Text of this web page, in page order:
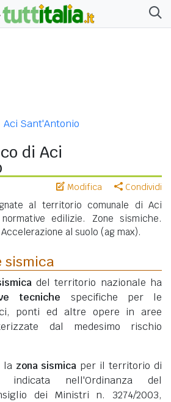
Aci Sant'Antonio
di Aci
Modifica Condividi
al territorio comunale di Aci
edilizie. Zone sismiche.
al suolo (ag max).
sismica
del territorio nazionale ha
tecniche specifiche per le
ponti ed altre opere in aree
dal medesimo rischio
la zona sismica per il territorio di
indicata nell'Ordinanza del
dei Ministri n. 3274/2003,